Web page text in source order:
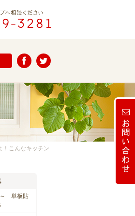
！こんなキッチン
～ 単板貼